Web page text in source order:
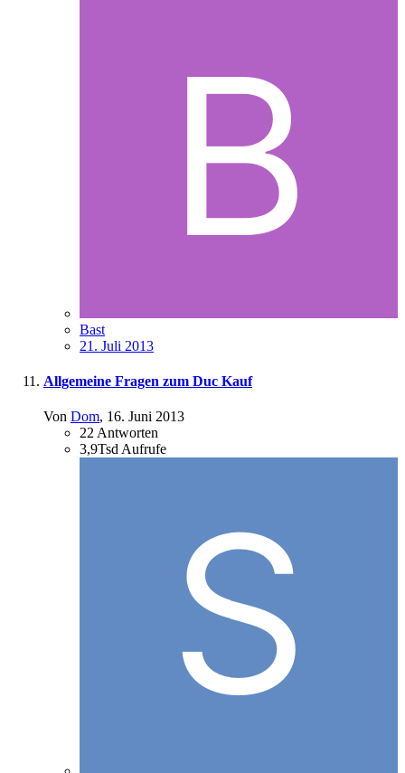
Bast
21. Juli 2013
Allgemeine Fragen zum Duc Kauf
Von Dom, 16. Juni 2013
22 Antworten
3,9Tsd Aufrufe